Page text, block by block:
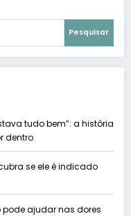
Pesquisar
tudo bem”: a história
dentro
se ele é indicado
pode ajudar nas dores